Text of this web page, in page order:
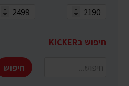
חיפוש בKICKER
חיפוש